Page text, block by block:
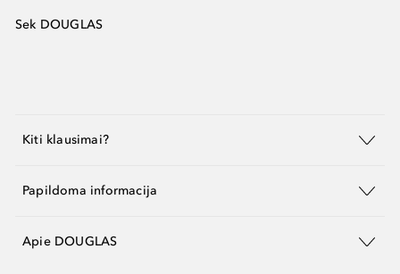
Sek DOUGLAS
Kiti klausimai?
Papildoma informacija
Apie DOUGLAS